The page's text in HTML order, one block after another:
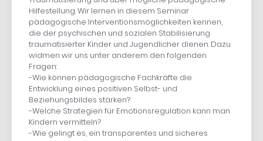
Hilfestellung. Wir lernen in diesem Seminar
pädagogische Interventionsmöglichkeiten kennen,
die der psychischen und sozialen Stabilisierung
traumatisierter Kinder und Jugendlicher dienen. Dazu
widmen wir uns unter anderem den folgenden
Fragen:
-Wie können pädagogische Fachkräfte die
Entwicklung eines positiven Selbst- und
Beziehungsbildes stärken?
-Welche Strategien für Emotionsregulation kann man
Kindern vermitteln?
-Wie gelingt es, ein transparentes und sicheres